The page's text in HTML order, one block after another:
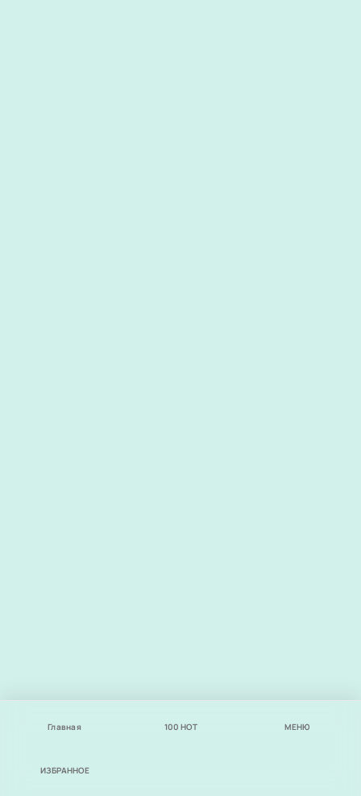
Главная 100 НОТ МЕНЮ
ИЗБРАННОЕ